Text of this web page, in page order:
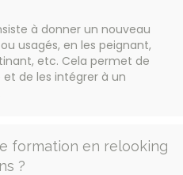
à donner un nouveau
usagés, en les peignant,
etc. Cela permet de
de les intégrer à un
formation en relooking
?